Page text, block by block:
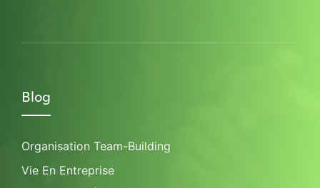
Blog
Organisation Team-Building
Vie En Entreprise